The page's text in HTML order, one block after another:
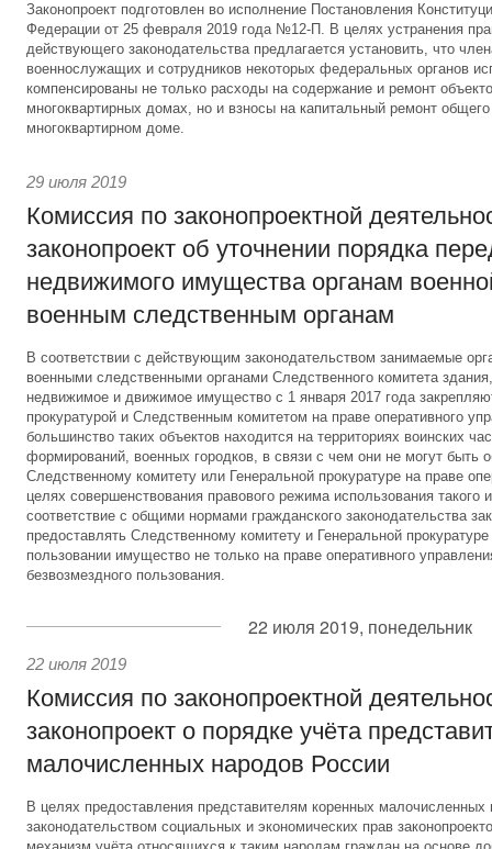
Законопроект подготовлен во исполнение Постановления
Федерации от 25 февраля 2019 года №12-П. В целях устранения
действующего законодательства предлагается установить, что
военнослужащих и сотрудников некоторых федеральных органов
компенсированы не только расходы на содержание и ремонт
многоквартирных домах, но и взносы на капитальный ремонт
многоквартирном доме.
29 июля 2019
Комиссия по законопроектной
законопроект об уточнении порядка
недвижимого имущества органам
военным следственным органам
В соответствии с действующим законодательством занимаемые
военными следственными органами Следственного комитета
недвижимое и движимое имущество с 1 января 2017 года
прокуратурой и Следственным комитетом на праве оперативного
большинство таких объектов находится на территориях воинских
формирований, военных городков, в связи с чем они не могут быть
Следственному комитету или Генеральной прокуратуре на праве
целях совершенствования правового режима использования такого
соответствие с общими нормами гражданского законодательства
предоставлять Следственному комитету и Генеральной
пользовании имущество не только на праве оперативного
безвозмездного пользования.
22 июля 2019, понедельник
22 июля 2019
Комиссия по законопроектной
законопроект о порядке учёта
малочисленных народов России
В целях предоставления представителям коренных
законодательством социальных и экономических прав